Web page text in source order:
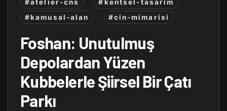
#atelier-cns
#kentsel-tasarim
#kamusal-alan
#cin-mimarisi
Foshan: Unutulmuş
Depolardan Yüzen
Kubbelerle Şiirsel Bir Çatı
Parkı